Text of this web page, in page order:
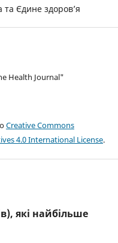
та Єдине здоров’я
Health Journal"
Creative Commons
4.0 International License.
які найбільше